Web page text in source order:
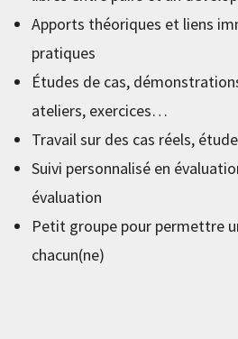
Apports théoriques et liens
pratiques
Études de cas,
ateliers, exercices…
Travail sur des cas réels,
Suivi personnalisé en
évaluation
Petit groupe pour permettre
chacun(ne)